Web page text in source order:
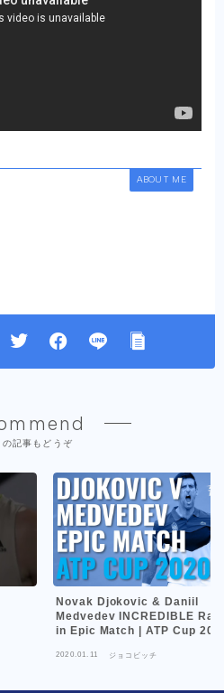
ABOUT ME
の記事もどうぞ
Novak Djokovic & Daniil
Medvedev INCREDIBLE
in Epic Match | ATP Cup
2020.01.11 ジョコビッチ